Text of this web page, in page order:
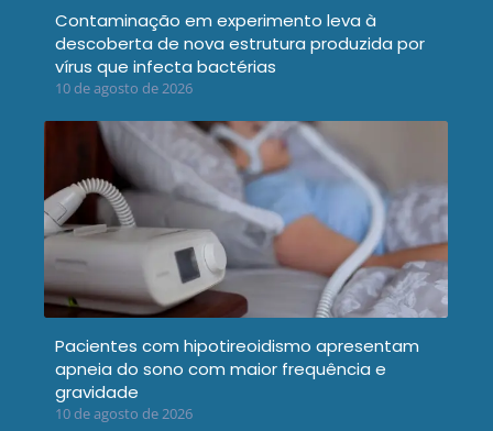
Contaminação em experimento leva à
descoberta de nova estrutura produzida por
vírus que infecta bactérias
10 de agosto de 2026
Pacientes com hipotireoidismo apresentam
apneia do sono com maior frequência e
gravidade
10 de agosto de 2026